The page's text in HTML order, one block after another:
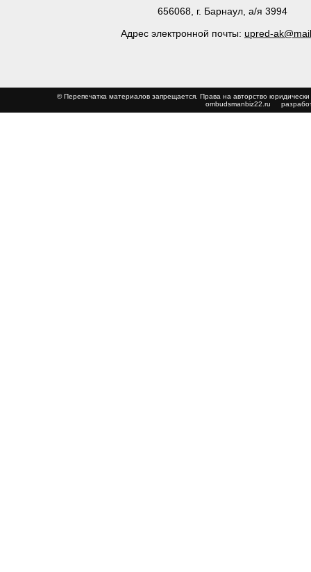
656068, г. Барнаул, а/я 3994
Адрес электронной почты: upred-
© Перепечатка материалов запрещается. Права на авторство
ombudsmanbiz22.ru